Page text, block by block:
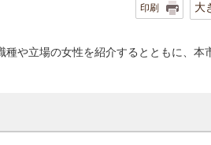
印刷 大
や立場の女性を紹介するとともに、本